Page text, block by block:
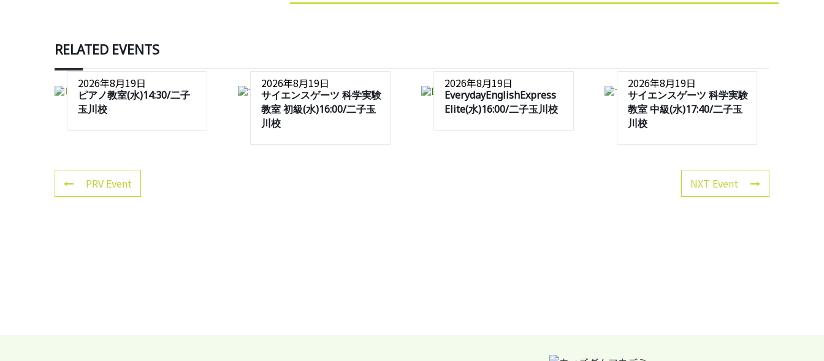
RELATED EVENTS
2026年8月19日
ピアノ教室(水)14:30/二子
玉川校
2026年8月19日
サイエンスゲーツ 科学実験
教室 初級(水)16:00/二子玉
川校
2026年8月19日
EverydayEnglishExpress
Elite(水)16:00/二子玉川校
2026年8月19日
サイエンスゲーツ 科学実験
教室 中級(水)17:40/二子玉
川校
PRV Event NXT Event